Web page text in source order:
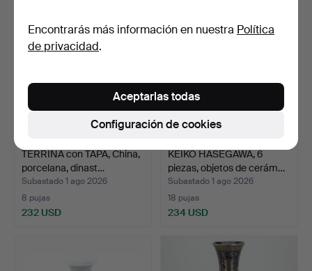
TERRINA con TAPA, China,
porcelana, dinast…
Subastado 1 ago 2026
8 pujas
232 USD
KEIKO HASEGAWA, 6
piezas, objetos de cerám…
Subastado 1 ago 2026
18 pujas
234 USD
Encontrarás más información en nuestra Política
de privacidad.
Configuración de cookies
Aceptarlas todas